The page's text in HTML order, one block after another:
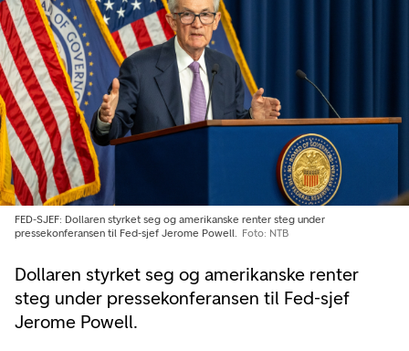
Dollaren styrket seg og amerikanske renter
steg under pressekonferansen til Fed-sjef
Jerome Powell.
FED-SJEF: Dollaren styrket seg og amerikanske renter steg under
pressekonferansen til Fed-sjef Jerome Powell.
Foto: NTB